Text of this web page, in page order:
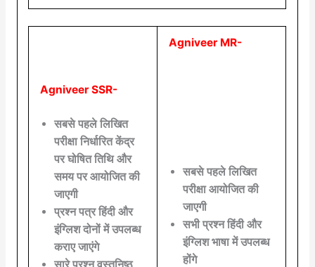
Agniveer SSR-
सबसे पहले लिखित
परीक्षा निर्धारित केंद्र
पर घोषित तिथि और
समय पर आयोजित की
जाएगी
प्रश्न पत्र हिंदी और
इंग्लिश दोनों में उपलब्ध
कराए जाएंगे
Agniveer MR-
सबसे पहले लिखित
परीक्षा आयोजित की
जाएगी
सभी प्रश्न हिंदी और
इंग्लिश भाषा में उपलब्ध
होंगे